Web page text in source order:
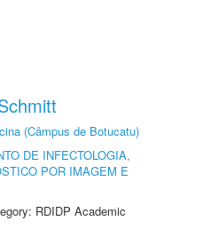
(Câmpus de Botucatu)
DE INFECTOLOGIA,
POR IMAGEM E
RDIDP Academic